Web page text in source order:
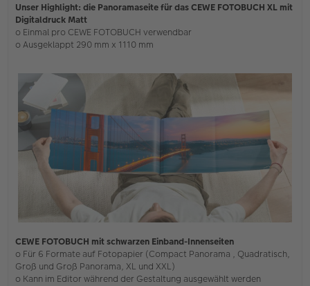
t
r
a
g
Unser Highlight: die Panoramaseite für das CEWE FOTOBUCH XL mit
Digitaldruck Matt
o Einmal pro CEWE FOTOBUCH verwendbar
o Ausgeklappt 290 mm x 1110 mm
CEWE FOTOBUCH mit schwarzen Einband-Innenseiten
o Für 6 Formate auf Fotopapier (Compact Panorama , Quadratisch,
Groß und Groß Panorama, XL und XXL)
o Kann im Editor während der Gestaltung ausgewählt werden